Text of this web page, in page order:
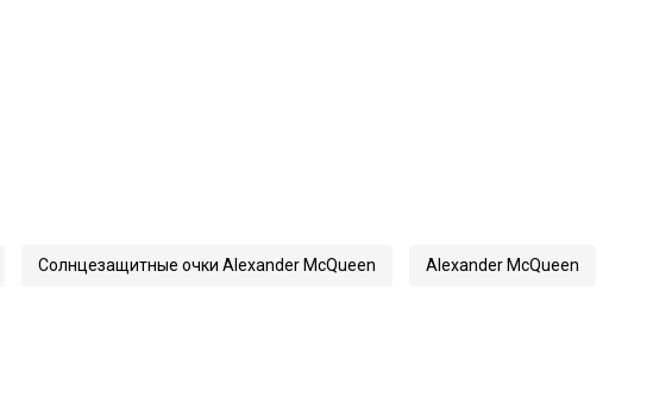
Солнцезащитные очки Alexander McQueen Alexander McQueen